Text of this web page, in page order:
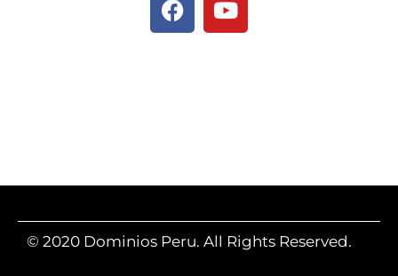
© 2020 Dominios Peru. All Rights Reserved.